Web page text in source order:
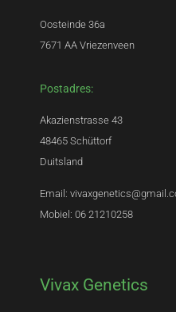
Oosteinde 36a
7671 AA Vriezenveen
Postadres:
Akazienstrasse 43
48465 Schüttorf
Duitsland
Email:
Mobiel: 06 21210258
Vivax Genetics